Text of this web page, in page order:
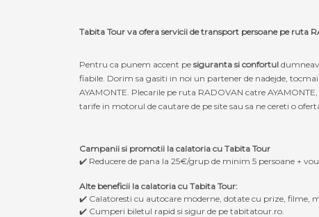
Tabita Tour va ofera servicii de transport persoane pe ruta
Pentru ca punem accent pe siguranta si confortul
fiabile. Dorim sa gasiti in noi un partener de nadejde,
AYAMONTE. Plecarile pe ruta RADOVAN catre
tarife in motorul de cautare de pe site sau sa ne cereti o
Campanii si promotii la calatoria cu Tabita Tour
✔️ Reducere de pana la 25€/grup de minim 5 persoane +
Alte beneficii la calatoria cu Tabita Tour:
✔️ Calatoresti cu autocare moderne, dotate cu prize, filme,
✔️ Cumperi biletul rapid si sigur de pe tabitatour.ro.